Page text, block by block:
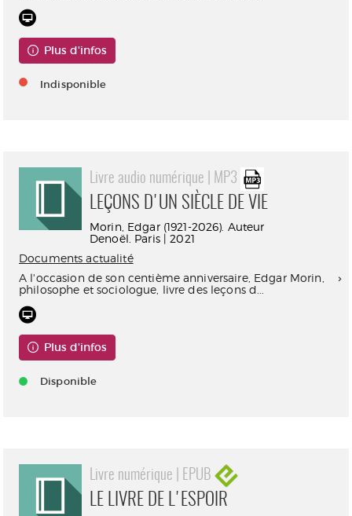
Plus d'infos
Indisponible
Livre audio numérique | MP3
LEÇONS D'UN SIÈCLE DE VIE
Morin, Edgar (1921-2026). Auteur
Denoël. Paris | 2021
Documents actualité
A l'occasion de son centième anniversaire, Edgar Morin,
philosophe et sociologue, livre des leçons d...
Plus d'infos
Disponible
Livre numérique | EPUB
LE LIVRE DE L'ESPOIR